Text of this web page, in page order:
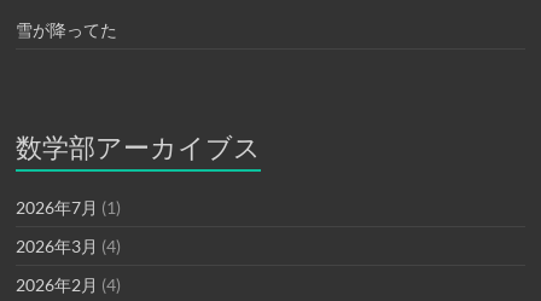
雪が降ってた
数学部アーカイブス
2026年7月 (1)
2026年3月 (4)
2026年2月 (4)